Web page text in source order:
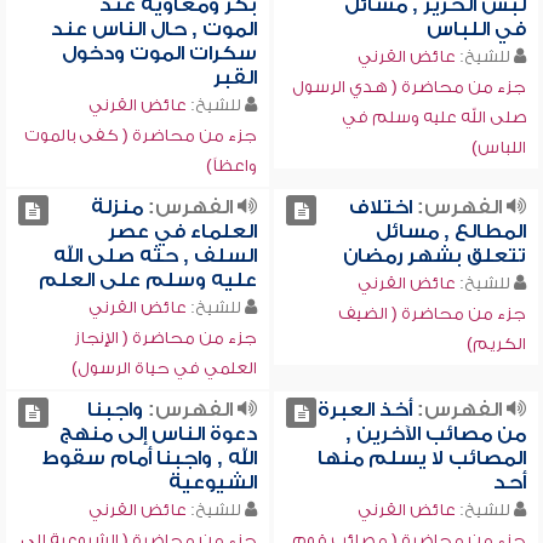
لبس الحرير , مسائل
في اللباس
للشيخ: عائض القرني
جزء من محاضرة ( هدي الرسول
صلى الله عليه وسلم في
اللباس)
بكر ومعاوية عند
الموت , حال الناس عند
سكرات الموت ودخول
القبر
للشيخ: عائض القرني
جزء من محاضرة ( كفى بالموت
واعظاً)
الفهرس:اختلاف
المطالع , مسائل
تتعلق بشهر رمضان
للشيخ: عائض القرني
جزء من محاضرة ( الضيف
الكريم)
الفهرس:منزلة
العلماء في عصر
السلف , حثه صلى الله
عليه وسلم على العلم
للشيخ: عائض القرني
جزء من محاضرة ( الإنجاز
العلمي في حياة الرسول)
الفهرس:أخذ العبرة
من مصائب الآخرين ,
المصائب لا يسلم منها
أحد
للشيخ: عائض القرني
الفهرس: واجبنا
دعوة الناس إلى منهج
الله , واجبنا أمام سقوط
الشيوعية
للشيخ: عائض القرني